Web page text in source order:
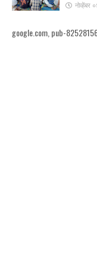
नोव्हेंबर
google.com, pub-